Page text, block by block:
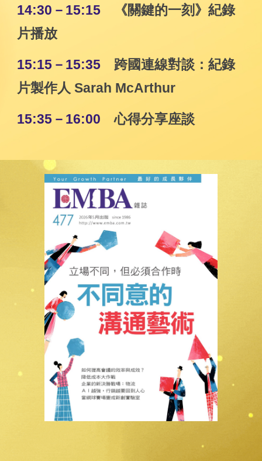
14:30－15:15
《關鍵的一刻》紀錄
片播放
15:15－15:35 跨國連線對談：紀錄
片製作人 Sarah McArthur
15:35－16:00心得分享座談